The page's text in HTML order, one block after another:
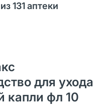
131 аптеки
для ухода
капли фл 10